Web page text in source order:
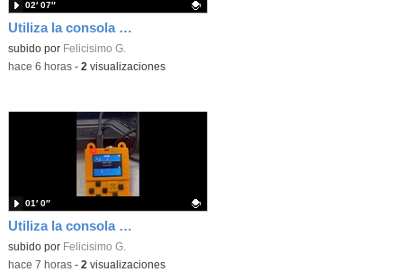
Utiliza la consola Mewbit de Kittenbot para llevar tus juegos arcade de MakeCode a tu mano
Contenido educativo.
subido por Felicisimo G.
02′ 07″
-hace 6 horas- 2 visualizaciones
Utiliza la consola Meowbit de KIttenbot para jugar con tus programas MakeCode Arcade
Contenido educativo.
subido por Felicisimo G.
01′ 0″
-hace 7 horas- 2 visualizaciones